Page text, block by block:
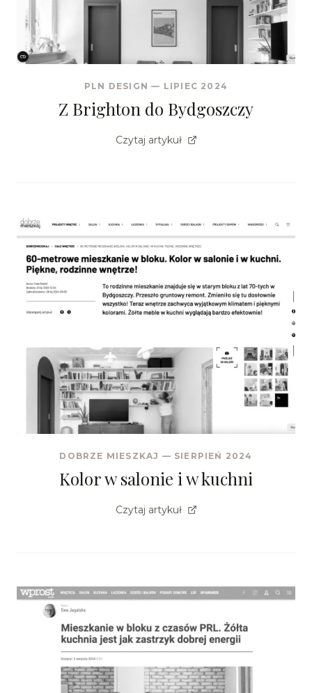
PLN DESIGN — LIPIEC 2024
Z Brighton do Bydgoszczy
Czytaj artykuł
DOBRZE MIESZKAJ — SIERPIEŃ 2024
Kolor w salonie i w kuchni
Czytaj artykuł